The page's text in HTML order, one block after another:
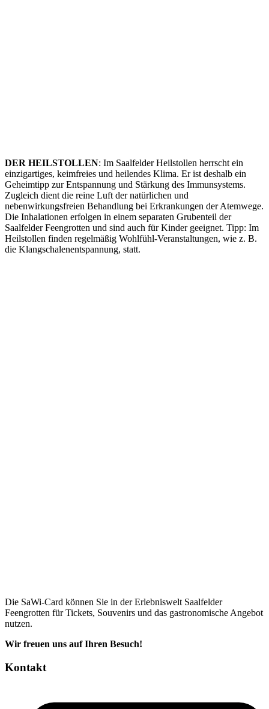
DER HEILSTOLLEN: Im Saalfelder Heilstollen herrscht ein
einzigartiges, keimfreies und heilendes Klima. Er ist deshalb ein
Geheimtipp zur Entspannung und Stärkung des Immunsystems.
Zugleich dient die reine Luft der natürlichen und
nebenwirkungsfreien Behandlung bei Erkrankungen der Atemwege.
Die Inhalationen erfolgen in einem separaten Grubenteil der
Saalfelder Feengrotten und sind auch für Kinder geeignet. Tipp: Im
Heilstollen finden regelmäßig Wohlfühl-Veranstaltungen, wie z. B.
die Klangschalenentspannung, statt.
Die SaWi-Card können Sie in der Erlebniswelt Saalfelder
Feengrotten für Tickets, Souvenirs und das gastronomische Angebot
nutzen.
Wir freuen uns auf Ihren Besuch!
Kontakt